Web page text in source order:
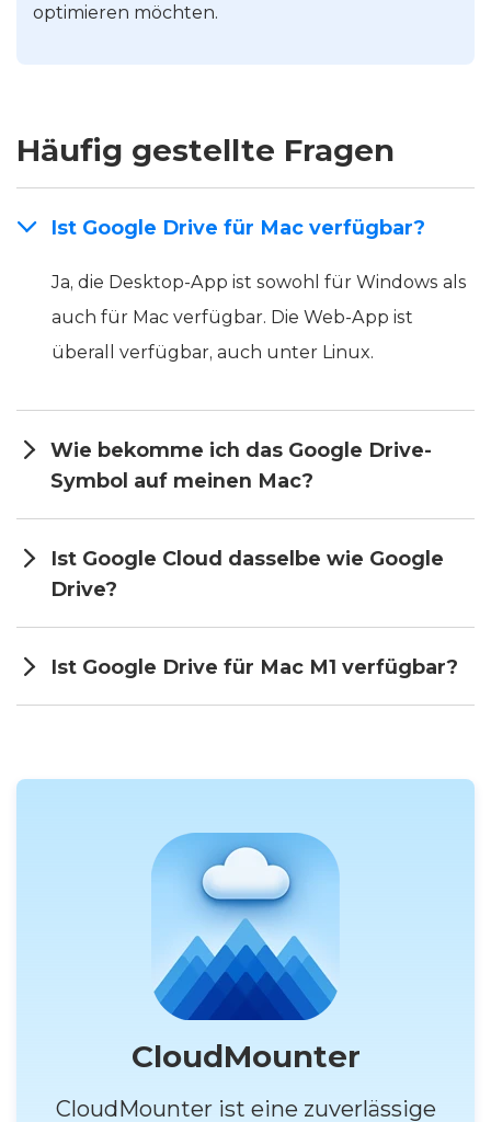
optimieren möchten.
Häufig gestellte Fragen
Ist Google Drive für Mac verfügbar?
Ja, die Desktop-App ist sowohl für Windows als
auch für Mac verfügbar. Die Web-App ist
überall verfügbar, auch unter Linux.
Wie bekomme ich das Google Drive-
Symbol auf meinen Mac?
Ist Google Cloud dasselbe wie Google
Drive?
Ist Google Drive für Mac M1 verfügbar?
CloudMounter
CloudMounter ist eine zuverlässige